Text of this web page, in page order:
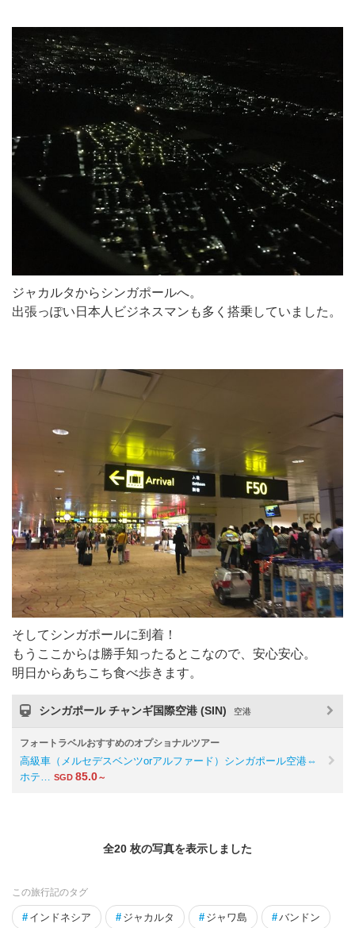
ジャカルタからシンガポールへ。
出張っぽい日本人ビジネスマンも多く搭乗していました。
そしてシンガポールに到着！
もうここからは勝手知ったるとこなので、安心安心。
明日からあちこち食べ歩きます。
シンガポール チャンギ国際空港 (SIN) 空港
フォートラベルおすすめのオプショナルツアー
高級車（メルセデスベンツorアルファード）シンガポール空港⇔
ホテ…
SGD 85.0～
全20 枚の写真を表示しました
この旅行記のタグ
# インドネシア # ジャカルタ # ジャワ島 #バンドン